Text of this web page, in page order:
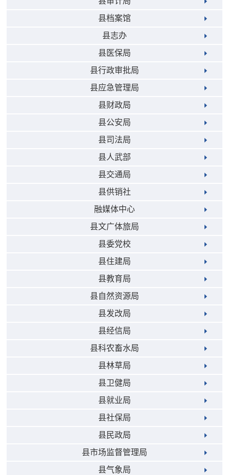
县档案馆
县志办
县医保局
县行政审批局
县应急管理局
县财政局
县公安局
县司法局
县人武部
县交通局
县供销社
融媒体中心
县文广体旅局
县委党校
县住建局
县教育局
县自然资源局
县发改局
县经信局
县科农畜水局
县林草局
县卫健局
县就业局
县社保局
县民政局
县市场监督管理局
县气象局